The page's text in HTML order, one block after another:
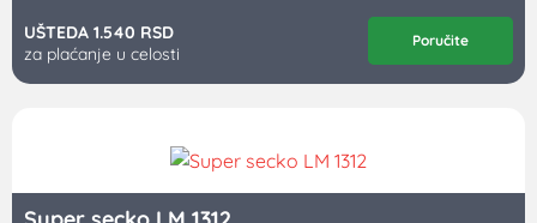
UŠTEDA 1.540 RSD
za plaćanje u celosti
Poručite